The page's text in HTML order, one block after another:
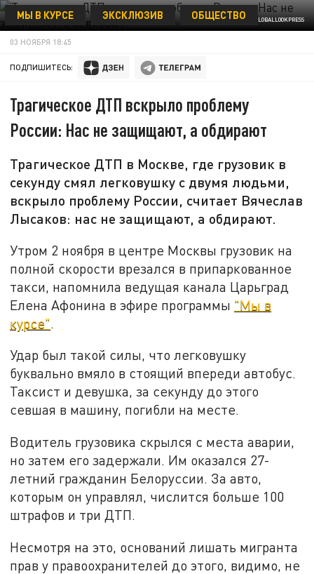
KOMSOMOLSKAYA PRAVDA/GLOBALLOOKPRESS
МЫ В КУРСЕ ЭКСКЛЮЗИВ ОБЩЕСТВО
03 НОЯБРЯ 18:45
ПОДПИШИТЕСЬ:
Трагическое ДТП вскрыло проблему
России: Нас не защищают, а обдирают
Трагическое ДТП в Москве, где грузовик в
секунду смял легковушку с двумя людьми,
вскрыло проблему России, считает Вячеслав
Лысаков: нас не защищают, а обдирают.
Утром 2 ноября в центре Москвы грузовик на
полной скорости врезался в припаркованное
такси, напомнила ведущая канала Царьград
Елена Афонина в эфире программы "Мы в
курсе".
Удар был такой силы, что легковушку
буквально вмяло в стоящий впереди автобус.
Таксист и девушка, за секунду до этого
севшая в машину, погибли на месте.
Водитель грузовика скрылся с места аварии,
но затем его задержали. Им оказался 27-
летний гражданин Белоруссии. За авто,
которым он управлял, числится больше 100
штрафов и три ДТП.
Несмотря на это, оснований лишать мигранта
прав у правоохранителей до этого, видимо, не